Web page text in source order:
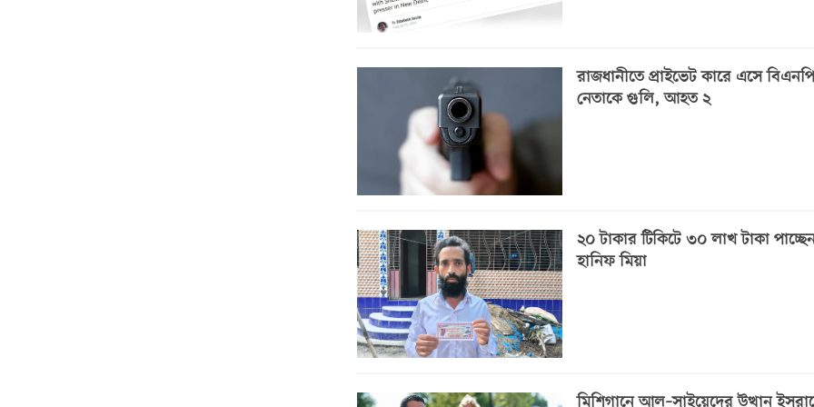
রাজধানীতে প্রাইভেট কারে এসে বিএনপি
নেতাকে গুলি, আহত ২
২০ টাকার টিকিটে ৩০ লাখ টাকা
হানিফ মিয়া